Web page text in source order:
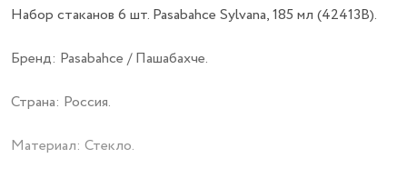
Набор стаканов 6 шт. Pasabahce Sylvana, 185 мл (42413B).
Бренд: Pasabahce / Пашабахче.
Страна: Россия.
Материал: Стекло.